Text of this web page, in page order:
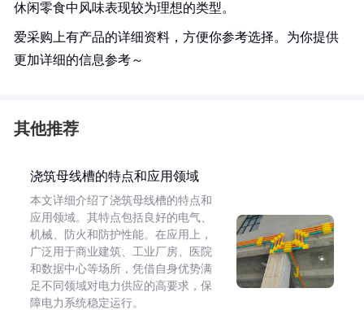
休闲零食中风味表现较为理想的类型。
爱采购上有产品的详细资料，方便你参考选择。为你提供
更加详细的信息参考～
其他推荐
浇筑母线槽的特点和应用领域
本文详细介绍了浇筑母线槽的特点和
应用领域。其特点包括良好的电气、
机械、防火和防护性能。在应用上，
广泛用于商业建筑、工业厂房、医院
和数据中心等场所，凭借自身优势满
足不同领域对电力供应的高要求，保
障电力系统稳定运行。